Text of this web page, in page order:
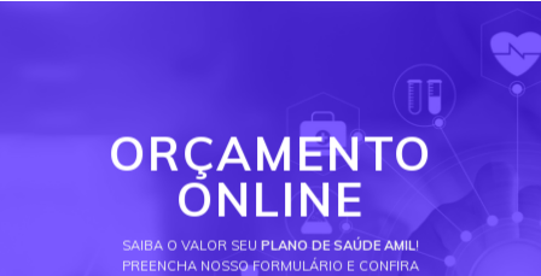
ORÇAMENTO
ONLINE
SAIBA O VALOR SEU PLANO DE SAÚDE AMIL!
PREENCHA NOSSO FORMULÁRIO E CONFIRA